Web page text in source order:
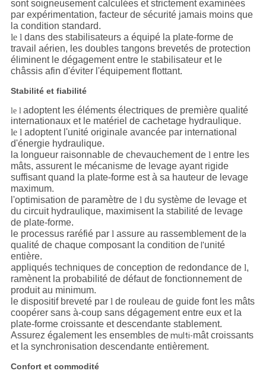
sont soigneusement calculées et strictement examinées
par expérimentation, facteur de sécurité jamais moins que
la condition standard.
le l dans des stabilisateurs a équipé la plate-forme de
travail aérien, les doubles tangons brevetés de protection
éliminent le dégagement entre le stabilisateur et le
châssis afin d'éviter l'équipement flottant.
Stabilité et fiabilité
le l adoptent les éléments électriques de première qualité
internationaux et le matériel de cachetage hydraulique.
le l adoptent l'unité originale avancée par international
d'énergie hydraulique.
la longueur raisonnable de chevauchement de l entre les
mâts, assurent le mécanisme de levage ayant rigide
suffisant quand la plate-forme est à sa hauteur de levage
maximum.
l'optimisation de paramètre de l du système de levage et
du circuit hydraulique, maximisent la stabilité de levage
de plate-forme.
le processus raréfié par l assure au rassemblement dela
qualité de chaque composant la condition del'unité
entière.
appliqués techniques de conception de redondance de l,
ramènent la probabilité de défaut de fonctionnement de
produit au minimum.
le dispositif breveté par l de rouleau de guide font les mâts
coopérer sans à-coup sans dégagement entre eux et la
plate-forme croissante et descendante stablement.
Assurez également les ensembles demulti-mât croissants
et la synchronisation descendanteentièrement.
Confort et commodité